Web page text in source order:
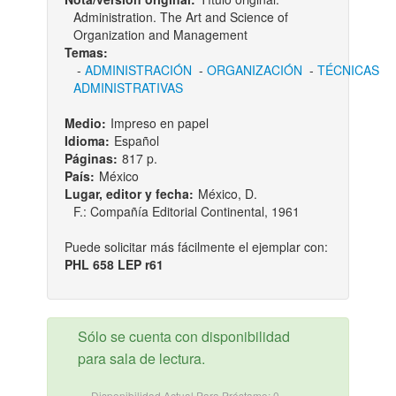
Administration. The Art and Science of
Organization and Management
Temas:
- ADMINISTRACIÓN - ORGANIZACIÓN - TÉCNICAS
ADMINISTRATIVAS
Medio: Impreso en papel
Idioma: Español
Páginas: 817 p.
País: México
Lugar, editor y fecha: México, D.
F.: Compañía Editorial Continental, 1961
Puede solicitar más fácilmente el ejemplar con:
PHL 658 LEP r61
Sólo se cuenta con disponibilidad
para sala de lectura.